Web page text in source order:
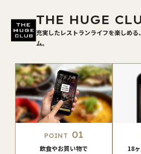
THE HUGE
充実したレストランライフを楽しめ
ム。
POINT 01
飲食やお買い物で
18